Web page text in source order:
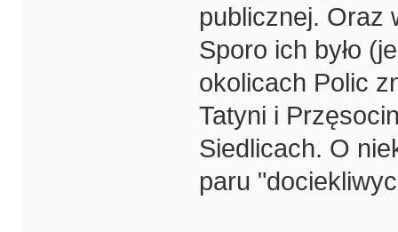
publicznej. Oraz
Sporo ich było
okolicach Polic
Tatyni i
Siedlicach. O
paru